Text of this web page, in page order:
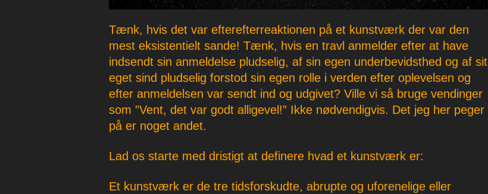
Tænk, hvis det var efterefterreaktionen på et kunstværk der var den
mest eksistentielt sande! Tænk, hvis en travl anmelder efter at have
indsendt sin anmeldelse pludselig, af sin egen underbevidsthed og af sit
eget sind pludselig forstod sin egen rolle i verden efter oplevelsen og
efter anmeldelsen var sendt ind og udgivet? Ville vi så bruge vendinger
som ”Vent, det var godt alligevel!” Ikke nødvendigvis. Det jeg her peger
på er noget andet.
Lad os starte med dristigt at definere hvad et kunstværk er:
Et kunstværk er de tre tidsforskudte, abrupte og uforenelige eller